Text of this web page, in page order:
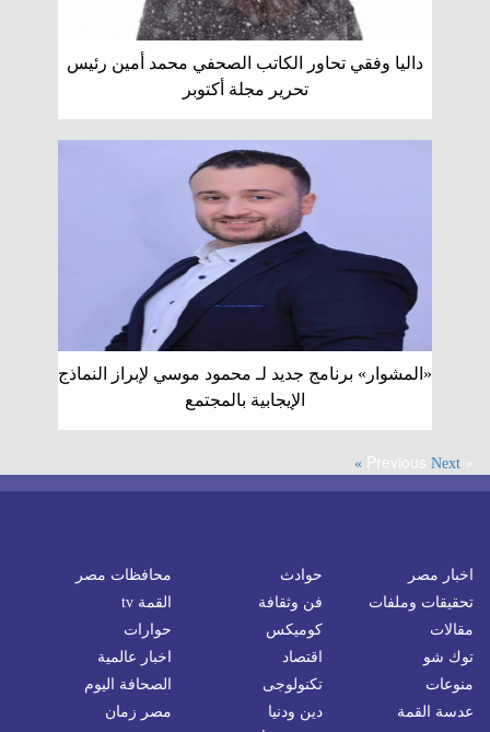
داليا وفقي تحاور الكاتب الصحفي محمد أمين رئيس
تحرير مجلة أكتوبر
«المشوار» برنامج جديد لـ محمود موسي لإبراز النماذج
الإيجابية بالمجتمع
« Previous
Next »
اخبار مصر حوادث
محافظات مصر
تحقيقات وملفات
فن وثقافة
القمة tv
مقالات
كوميكس
حوارات
توك شو
اقتصاد
اخبار عالمية
منوعات
تكنولوجى
الصحافة اليوم
عدسة القمة
دين ودنيا
مصر زمان